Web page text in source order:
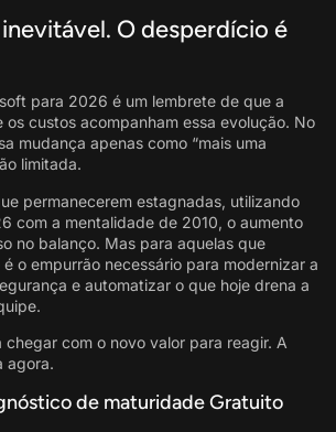
O desperdício é
para 2026 é um lembrete de que a
os custos acompanham essa evolução. No
mudança apenas como “mais uma
limitada.
permanecerem estagnadas, utilizando
com a mentalidade de 2010, o aumento
no balanço. Mas para aquelas que
o empurrão necessário para modernizar a
e automatizar o que hoje drena a
chegar com o novo valor para reagir. A
agora.
de maturidade Gratuito